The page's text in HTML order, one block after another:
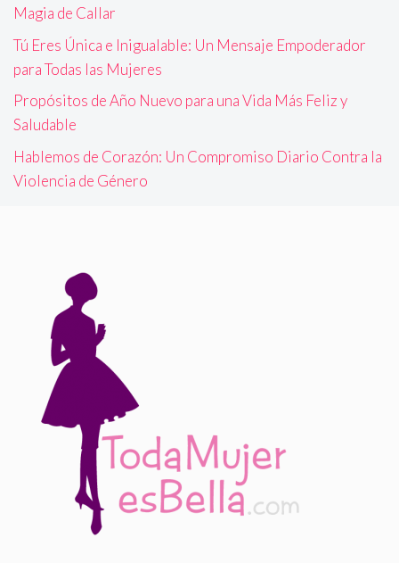
Magia de Callar
Tú Eres Única e Inigualable: Un Mensaje Empoderador
para Todas las Mujeres
Propósitos de Año Nuevo para una Vida Más Feliz y
Saludable
Hablemos de Corazón: Un Compromiso Diario Contra la
Violencia de Género